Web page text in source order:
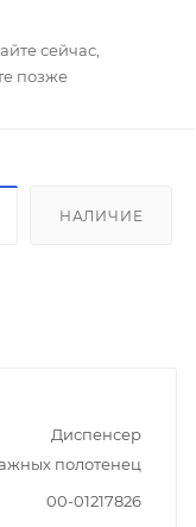
сейчас,
позже
НАЛИЧИЕ
Диспенсер
полотенец
00-01217826